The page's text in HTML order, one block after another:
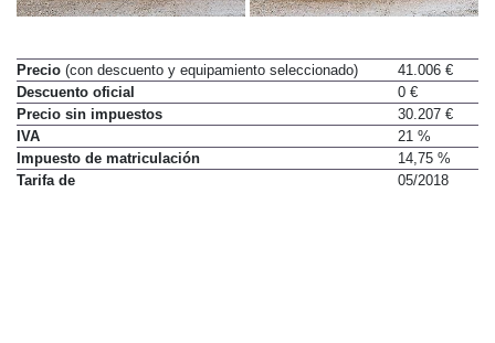
Precio (con descuento y equipamiento seleccionado)
41.006 €
Descuento oficial
0 €
Precio sin impuestos
30.207 €
IVA
21 %
Impuesto de matriculación
14,75 %
Tarifa de
05/2018